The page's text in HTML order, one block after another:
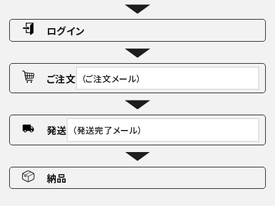
ログイン
ご注文 （ご注文メール）
発送 （発送完了メール）
納品